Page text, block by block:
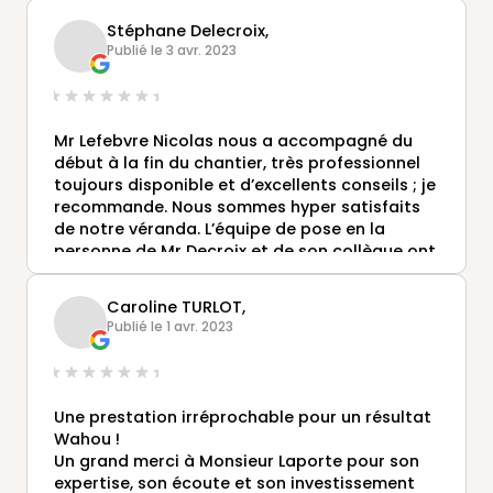
Stéphane Delecroix,
Publié le 3 avr. 2023
Mr Lefebvre Nicolas nous a accompagné du
début à la fin du chantier, très professionnel
toujours disponible et d’excellents conseils ; je
recommande. Nous sommes hyper satisfaits
de notre véranda. L’équipe de pose en la
personne de Mr Decroix et de son collègue ont
effectué un travail de grande qualité. Nous
avons eu une très coordination entre eux et
tous sont hyper sympas. Nous recommandons
+++++
Caroline TURLOT,
Publié le 1 avr. 2023
Une prestation irréprochable pour un résultat
Wahou !
Un grand merci à Monsieur Laporte pour son
expertise, son écoute et son investissement